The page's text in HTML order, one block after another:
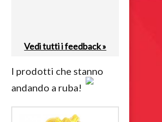
Vedi tutti i feedback »
I prodotti che stanno
andando a ruba!